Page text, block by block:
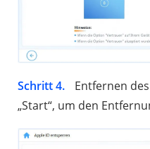
Schritt 4.
Entfernen
„Start“, um den